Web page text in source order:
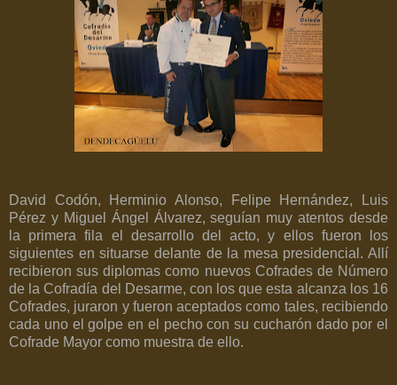
David Codón, Herminio Alonso, Felipe Hernández, Luis
Pérez y Miguel Ángel Álvarez, seguían muy atentos desde
la primera fila el desarrollo del acto, y ellos fueron los
siguientes en situarse delante de la mesa presidencial. Allí
recibieron sus diplomas como nuevos Cofrades de Número
de la Cofradía del Desarme, con los que esta alcanza los 16
Cofrades, juraron y fueron aceptados como tales, recibiendo
cada uno el golpe en el pecho con su cucharón dado por el
Cofrade Mayor como muestra de ello.